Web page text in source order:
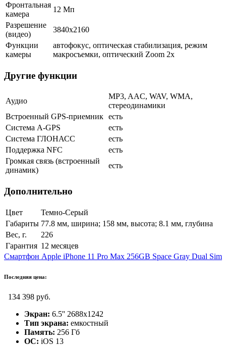
Фронтальная
камера
12 Мп
Разрешение
(видео)
3840x2160
Функции
камеры
автофокус, оптическая стабилизация, режим
макросъемки, оптический Zoom 2x
Другие функции
Аудио
MP3, AAC, WAV, WMA,
стереодинамики
Встроенный GPS-приемник есть
Cистема A-GPS
есть
Система ГЛОНАСС
есть
Поддержка NFC
есть
Громкая связь (встроенный
динамик)
есть
Дополнительно
Цвет
Темно-Серый
Габариты 77.8 мм, ширина; 158 мм, высота; 8.1 мм, глубина
Вес, г.
226
Гарантия 12 месяцев
Смартфон Apple iPhone 11 Pro Max 256GB Space Gray Dual Sim
Последняя цена:
134 398 руб.
Экран: 6.5'' 2688x1242
Тип экрана: емкостный
Память: 256 Гб
ОС: iOS 13